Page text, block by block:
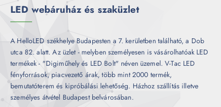
LED webáruház és szaküzlet
A HelloLED székhelye Budapesten a 7. kerületben található, a Dob
utca 82. alatt. Az üzlet - melyben személyesen is vásárolhatóak LED
termékek - "Digiműhely és LED Bolt" néven üzemel. V-Tac LED
fényforrások, piacvezető árak, több mint 2000 termék,
bemutatóterem és kipróbálási lehetőség. Házhoz szállítás illetve
személyes átvétel Budapest belvárosában.